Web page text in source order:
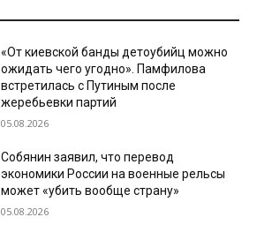
«От киевской банды детоубийц можно
ожидать чего угодно». Памфилова
встретилась с Путиным после
жеребьевки партий
05.08.2026
Собянин заявил, что перевод
экономики России на военные рельсы
может «убить вообще страну»
05.08.2026